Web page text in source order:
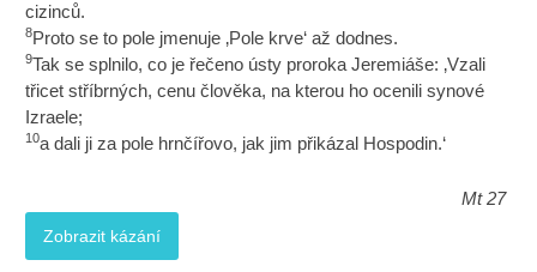
cizinců.
8Proto se to pole jmenuje ‚Pole krve‘ až dodnes.
9Tak se splnilo, co je řečeno ústy proroka Jeremiáše: ‚Vzali
třicet stříbrných, cenu člověka, na kterou ho ocenili synové
Izraele;
10a dali ji za pole hrnčířovo, jak jim přikázal Hospodin.‘
Mt 27
Zobrazit kázání